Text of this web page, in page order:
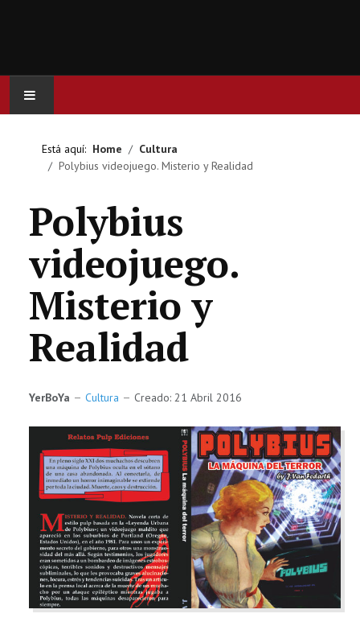
ACTUALIDAD
CINE
SERIES
JUEGOS
OCIO
CIENCIA
CULTURA
SALUD
Está aquí: Home
Cultura
Polybius videojuego. Misterio y Realidad
Polybius
videojuego.
Misterio y
Realidad
YerBoYa Cultura Creado: 21 Abril 2016